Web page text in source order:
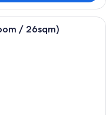
met een groot bed,
/ 26sqm)